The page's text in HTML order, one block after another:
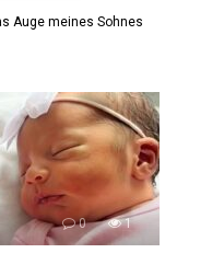
Auge meines Sohnes
0 1